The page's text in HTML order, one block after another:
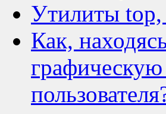
Утилиты top,
Как,